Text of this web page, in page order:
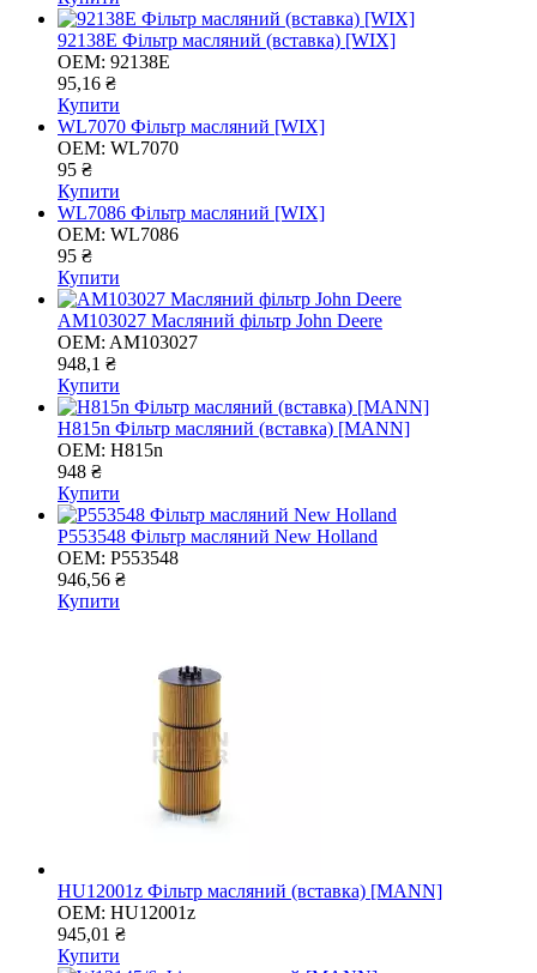
92138E Фільтр масляний (вставка) [WIX]
OEM: 92138E
95,16 ₴
Купити
WL7070 Фільтр масляний [WIX]
OEM: WL7070
95 ₴
Купити
WL7086 Фільтр масляний [WIX]
OEM: WL7086
95 ₴
Купити
AM103027 Масляний фільтр John Deere
OEM: AM103027
948,1 ₴
Купити
H815n Фільтр масляний (вставка) [MANN]
OEM: H815n
948 ₴
Купити
Р553548 Фільтр масляний New Holland
OEM: Р553548
946,56 ₴
Купити
HU12001z Фільтр масляний (вставка) [MANN]
OEM: HU12001z
945,01 ₴
Купити